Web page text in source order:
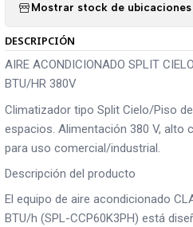
Mostrar stock de ubicaciones
DESCRIPCIÓN
AIRE ACONDICIONADO SPLIT
BTU/HR 380V
Climatizador tipo Split Cielo/Piso
espacios. Alimentación 380 V, alto
para uso comercial/industrial.
Descripción del producto
El equipo de aire acondicionado
BTU/h (SPL-CCP60K3PH) está